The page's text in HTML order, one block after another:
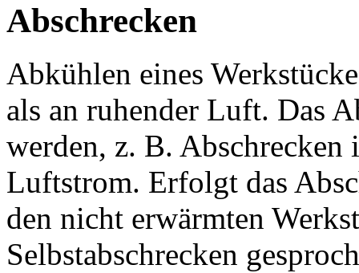
Abschrecken
Abkühlen eines
als an ruhender Luft. Das
werden, z. B. Abschrecken
Luftstrom. Erfolgt das
den nicht erwärmten
Selbstabschrecken